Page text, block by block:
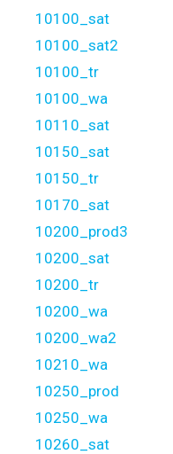
10100_sat
10100_sat2
10100_tr
10100_wa
10110_sat
10150_sat
10150_tr
10170_sat
10200_prod3
10200_sat
10200_tr
10200_wa
10200_wa2
10210_wa
10250_prod
10250_wa
10260_sat